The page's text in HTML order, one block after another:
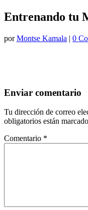
Entrenando tu
porMontse Kamala | 0
Enviar comentario
Tu dirección de correo
obligatorios están
Comentario *